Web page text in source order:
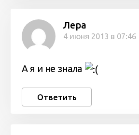
Лера
4 июня 2013 в 07:46
А я и не знала
Ответить